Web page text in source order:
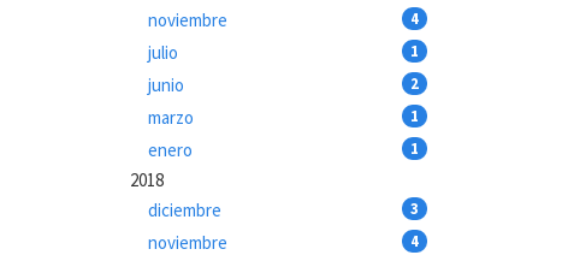
noviembre 4
julio 1
junio 2
marzo 1
enero 1
2018
diciembre
3
noviembre 4